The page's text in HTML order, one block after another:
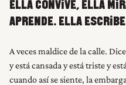
ELLA CONVIVE, ELLA
APRENDE. ELLA
A veces maldice de la calle.
y está cansada y está triste y
cuando así se siente, la